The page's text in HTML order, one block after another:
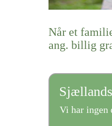
Når et
ang. billig
Vi har